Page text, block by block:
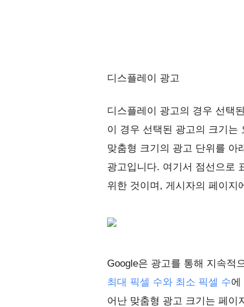
디스플레이 광고
디스플레이 광고의 경우 선택
이 경우 선택된 광고의 크기는
맞춤형 크기의 광고 단위를 아
광고입니다. 여기서 점선으로
위한 것이며, 게시자의 페이지
Google은 광고를 통해 지속적
최대 픽셀 수와 최소 픽셀 수에
어난 맞춤형 광고 크기는 페이